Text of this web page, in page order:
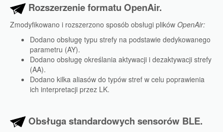
Rozszerzenie formatu OpenAir.
Zmodyfikowano i rozszerzono sposób obsługi plików OpenAir:
Dodano obsługę typu strefy na podstawie dedykowanego
parametru (AY).
Dodano obsługę określania aktywacji i dezaktywacji strefy
(AA).
Dodano kilka aliasów do typów stref w celu poprawienia
ich interpretacji przez LK.
Obsługa standardowych sensorów BLE.